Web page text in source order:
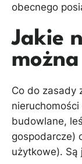
obecnego
Jakie
Co do zasady
nieruchomości
budowlane,
gospodarcze)
użytkowe). Są